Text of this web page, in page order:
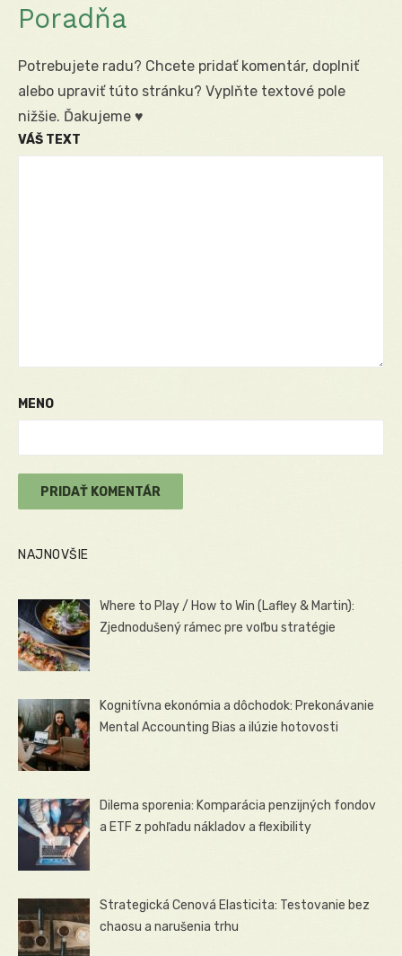
Poradňa
Potrebujete radu? Chcete pridať komentár, doplniť
alebo upraviť túto stránku? Vyplňte textové pole
nižšie. Ďakujeme ♥
VÁŠ TEXT
MENO
NAJNOVŠIE
Where to Play / How to Win (Lafley & Martin):
Zjednodušený rámec pre voľbu stratégie
Kognitívna ekonómia a dôchodok: Prekonávanie
Mental Accounting Bias a ilúzie hotovosti
Dilema sporenia: Komparácia penzijných fondov
a ETF z pohľadu nákladov a flexibility
Strategická Cenová Elasticita: Testovanie bez
chaosu a narušenia trhu